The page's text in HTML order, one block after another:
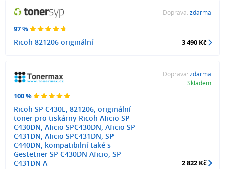
97 %
Ricoh 821206 originální
Doprava: zdarma
3 490 Kč
100 %
Ricoh SP C430E, 821206, originální
toner pro tiskárny Ricoh Aficio SP
C430DN, Aficio SPC430DN, Aficio SP
C431DN, Aficio SPC431DN, SP
C440DN, kompatibilní také s
Gestetner SP C430DN Aficio, SP
C431DN A
Doprava: zdarma
Skladem
2 822 Kč